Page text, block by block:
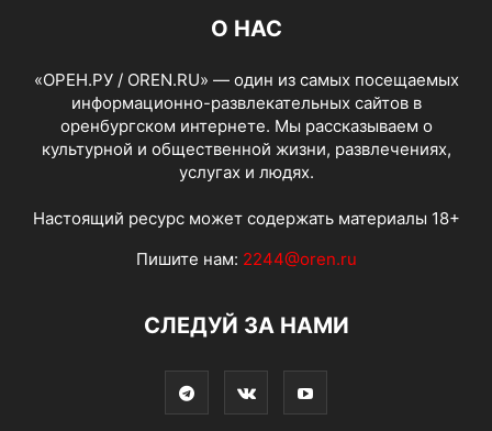
О НАС
«ОРЕН.РУ / OREN.RU» — один из самых посещаемых
информационно-развлекательных сайтов в
оренбургском интернете. Мы рассказываем о
культурной и общественной жизни, развлечениях,
услугах и людях.
Настоящий ресурс может содержать материалы 18+
Пишите нам: 2244@oren.ru
СЛЕДУЙ ЗА НАМИ